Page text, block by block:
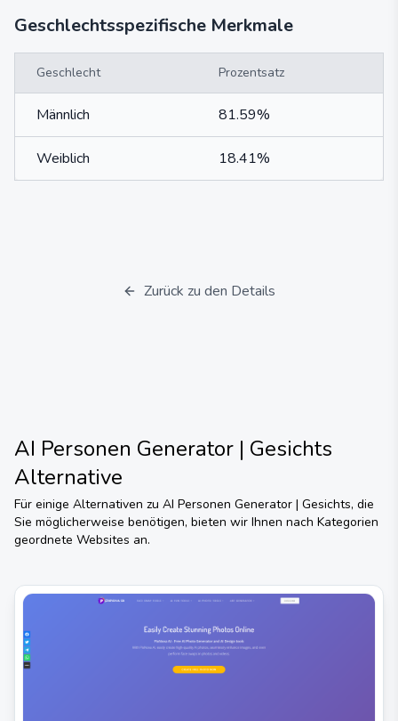
Geschlechtsspezifische Merkmale
Geschlecht Prozentsatz
Männlich 81.59%
Weiblich 18.41%
Zurück zu den Details
AI Personen Generator | Gesichts
Alternative
Für einige Alternativen zu AI Personen Generator | Gesichts, die
Sie möglicherweise benötigen, bieten wir Ihnen nach Kategorien
geordnete Websites an.